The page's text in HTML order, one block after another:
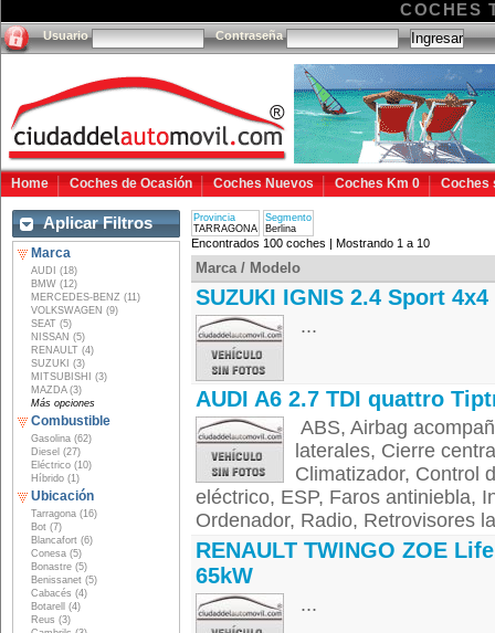
COCHES
Usuario Contraseña
Home Coches de Ocasión Coches Nuevos Coches Km 0 Coches
Aplicar Filtros
Marca
AUDI (18)
BMW (12)
MERCEDES-BENZ (11)
VOLKSWAGEN (9)
SEAT (5)
NISSAN (5)
RENAULT (4)
SUZUKI (3)
MITSUBISHI (3)
MAZDA (3)
Más opciones
Combustible
Gasolina (62)
Diesel (27)
Eléctrico (10)
Híbrido (1)
Ubicación
Tarragona (16)
Bot (7)
Blancafort (6)
Conesa (5)
Bonastre (5)
Benissanet (5)
Cabacés (4)
Botarell (4)
Reus (3)
Provincia
TARRAGONA
Segmento
Berlina
Encontrados 100 coches | Mostrando 1 a 10
Marca / Modelo
SUZUKI IGNIS 2.4 Sport 4x4
...
AUDI A6 2.7 TDI quattro
ABS, Airbag
laterales, Cierre
Climatizador, Control
eléctrico, ESP, Faros antiniebla,
Ordenador, Radio, Retrovisores
RENAULT TWINGO ZOE Life
65kW
...